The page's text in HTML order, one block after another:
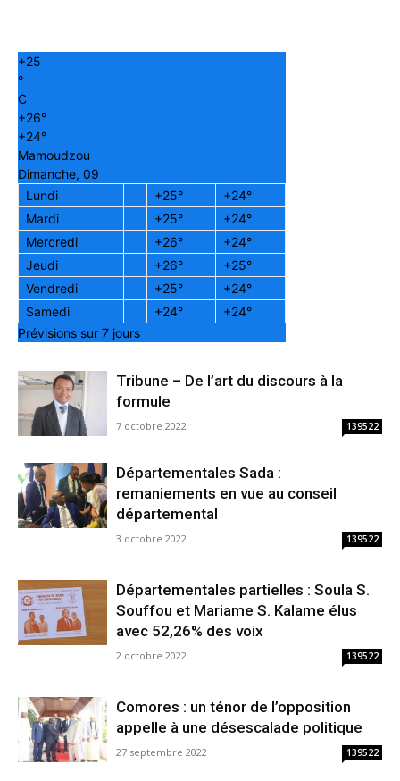
+25
°
C
+26°
+24°
Mamoudzou
Dimanche, 09
Lundi
+25° +24°
Mardi
+25° +24°
Mercredi
+26° +24°
Jeudi
+26° +25°
Vendredi
+25° +24°
Samedi
+24° +24°
Prévisions sur 7 jours
Tribune – De l’art du discours à la
formule
7 octobre 2022 139522
Départementales Sada :
remaniements en vue au conseil
départemental
3 octobre 2022 139522
Départementales partielles : Soula S.
Souffou et Mariame S. Kalame élus
avec 52,26% des voix
2 octobre 2022 139522
Comores : un ténor de l’opposition
appelle à une désescalade politique
27 septembre 2022 139522